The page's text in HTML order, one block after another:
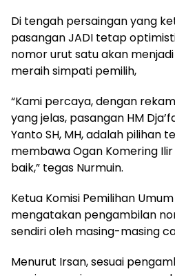
Di tengah persaingan yang
pasangan JADI tetap
nomor urut satu akan
meraih simpati pemilih,
“Kami percaya, dengan
yang jelas, pasangan HM
Yanto SH, MH, adalah pilihan
membawa Ogan Komering
baik,” tegas Nurmuin.
Ketua Komisi Pemilihan
mengatakan pengambilan
sendiri oleh masing-masing
Menurut Irsan, sesuai